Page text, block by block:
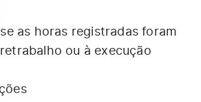
as horas registradas foram
ou à execução